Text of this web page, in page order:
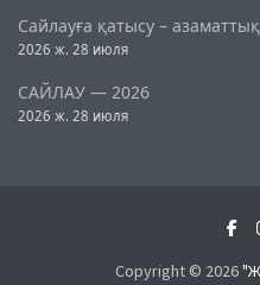
Сайлауға қатысу –
2026 ж. 28 июля
САЙЛАУ — 2026
2026 ж. 28 июля
Copyright © 2026